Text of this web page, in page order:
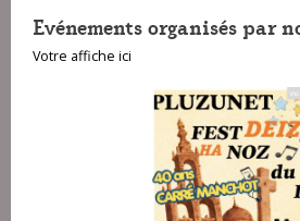
Evénements organisés par
Votre affiche ici